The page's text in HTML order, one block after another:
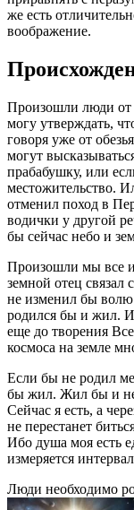
же есть
воображение.
Произошли люди от
могу утверждать,
говоря уже от
могут
прабабушку, или
местожительство.
отменил поход в
водички у другой
бы сейчас небо и
Произошли мы все
земной отец
не изменил бы волю
родился бы и жил.
еще до творения
космоса на земле
Если бы не родил
бы жил. Жил бы и не
Сейчас я есть, а
не перестанет
Ибо душа моя есть
измеряется
Люди необходимо